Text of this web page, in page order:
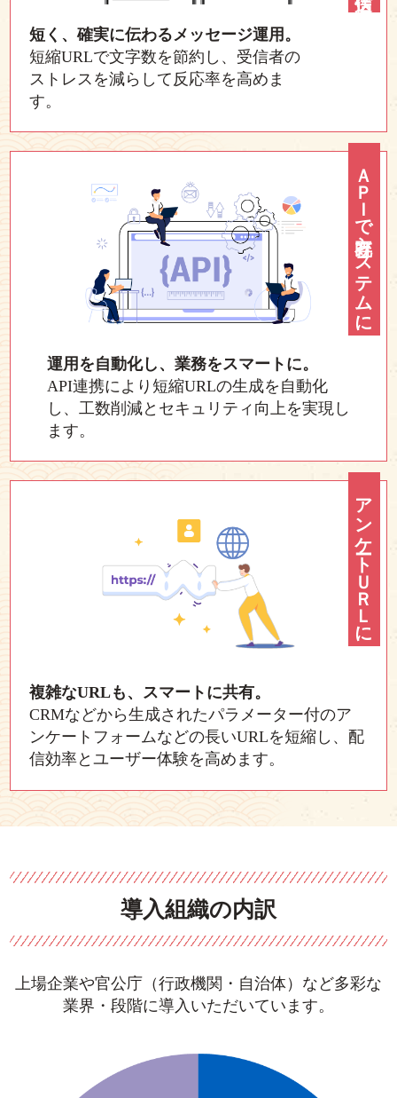
短く、確実に伝わるメッセージ運用。
短縮URLで文字数を節約し、受信者の
ストレスを減らして反応率を高めま
す。
ＡＰＩで既存システムに
運用を自動化し、業務をスマートに。
API連携により短縮URLの生成を自動化
し、工数削減とセキュリティ向上を実現し
ます。
アンケートＵＲＬに
複雑なURLも、スマートに共有。
CRMなどから生成されたパラメーター付のア
ンケートフォームなどの長いURLを短縮し、配
信効率とユーザー体験を高めます。
導入組織の内訳
上場企業や官公庁（行政機関・自治体）など多彩な
業界・段階に導入いただいています。